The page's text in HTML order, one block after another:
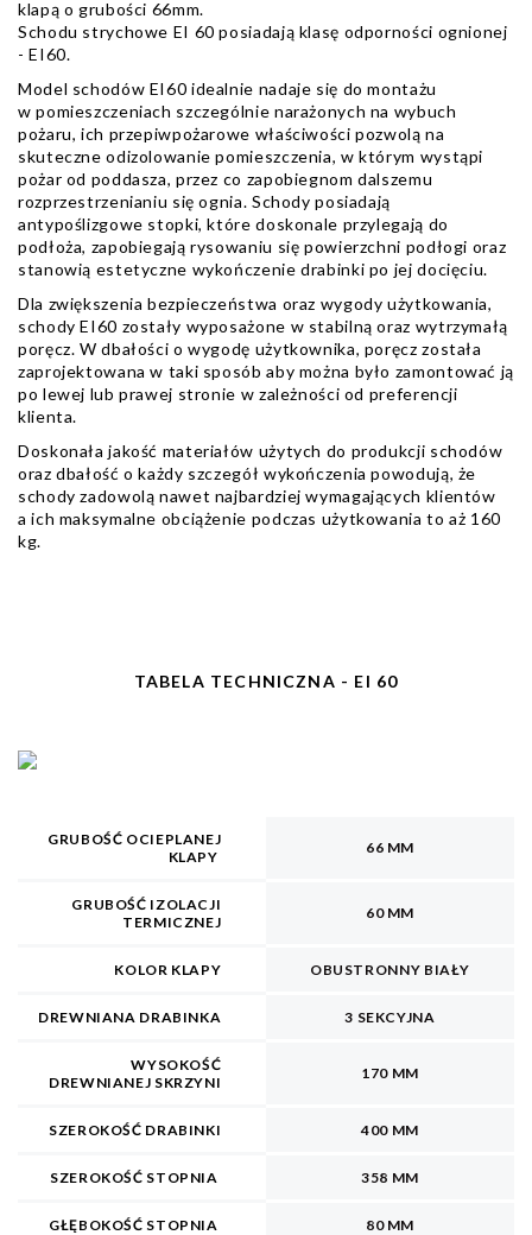
klapą o grubości 66mm.
Schodu strychowe EI 60 posiadają klasę odporności ognionej
- EI60.
Model schodów EI60 idealnie nadaje się do montażu
w pomieszczeniach szczególnie narażonych na wybuch
pożaru, ich przepiwpożarowe właściwości pozwolą na
skuteczne odizolowanie pomieszczenia, w którym wystąpi
pożar od poddasza, przez co zapobiegnom dalszemu
rozprzestrzenianiu się ognia. Schody posiadają
antypoślizgowe stopki, które doskonale przylegają do
podłoża, zapobiegają rysowaniu się powierzchni podłogi oraz
stanowią estetyczne wykończenie drabinki po jej docięciu.
Dla zwiększenia bezpieczeństwa oraz wygody użytkowania,
schody EI60 zostały wyposażone w stabilną oraz wytrzymałą
poręcz. W dbałości o wygodę użytkownika, poręcz została
zaprojektowana w taki sposób aby można było zamontować ją
po lewej lub prawej stronie w zależności od preferencji
klienta.
Doskonała jakość materiałów użytych do produkcji schodów
oraz dbałość o każdy szczegół wykończenia powodują, że
schody zadowolą nawet najbardziej wymagających klientów
a ich maksymalne obciążenie podczas użytkowania to aż 160
kg.
TABELA TECHNICZNA - EI 60
GRUBOŚĆ OCIEPLANEJ
KLAPY
66 MM
GRUBOŚĆ IZOLACJI
TERMICZNEJ
60 MM
KOLOR KLAPY OBUSTRONNY BIAŁY
DREWNIANA DRABINKA 3 SEKCYJNA
WYSOKOŚĆ
DREWNIANEJ SKRZYNI
170 MM
SZEROKOŚĆ DRABINKI 400 MM
SZEROKOŚĆ STOPNIA 358 MM
GŁĘBOKOŚĆ STOPNIA 80 MM